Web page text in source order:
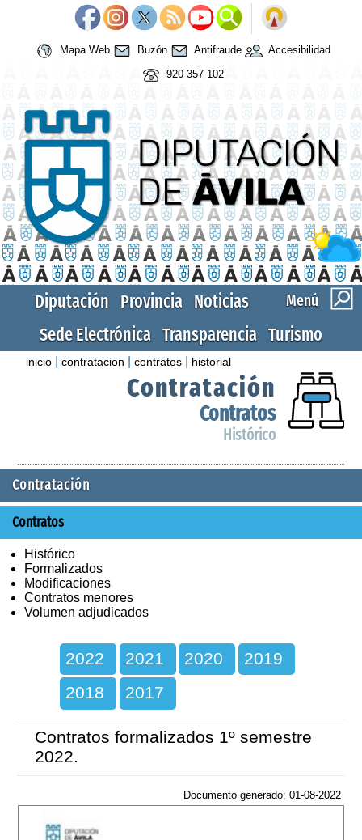
Mapa Web Buzón Antifraude
Accesibilidad
920 357 102
Menú
Diputación Provincia Noticias
Sede Electrónica Transparencia Turismo
inicio |contratacion |contratos historial
Contratación
Contratos
Histórico
Contratación
Contratos
Histórico
Formalizados
Modificaciones
Contratos menores
Volumen adjudicados
2022 2021 2020
2019
2018
2017
Contratos formalizados 1º semestre
2022.
Documento generado: 01-08-2022